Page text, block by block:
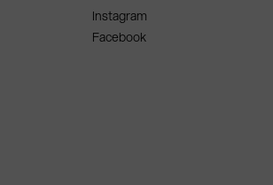
Instagram
Facebook